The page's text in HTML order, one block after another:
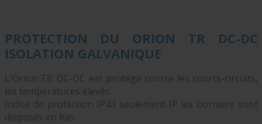
PROTECTION DU ORION TR DC-DC
ISOLATION GALVANIQUE
L'Orion TR DC-DC est protégé contre les courts-circuits,
les températures élevés.
Indice de protection IP43 seulement IP les borniers sont
disposés en bas :